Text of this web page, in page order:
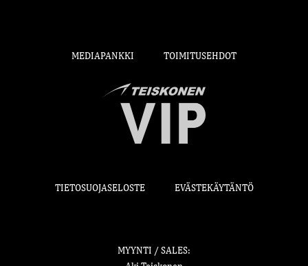
MEDIAPANKKI TOIMITUSEHDOT
TIETOSUOJASELOSTE EVÄSTEKÄYTÄNTÖ
MYYNTI / SALES: